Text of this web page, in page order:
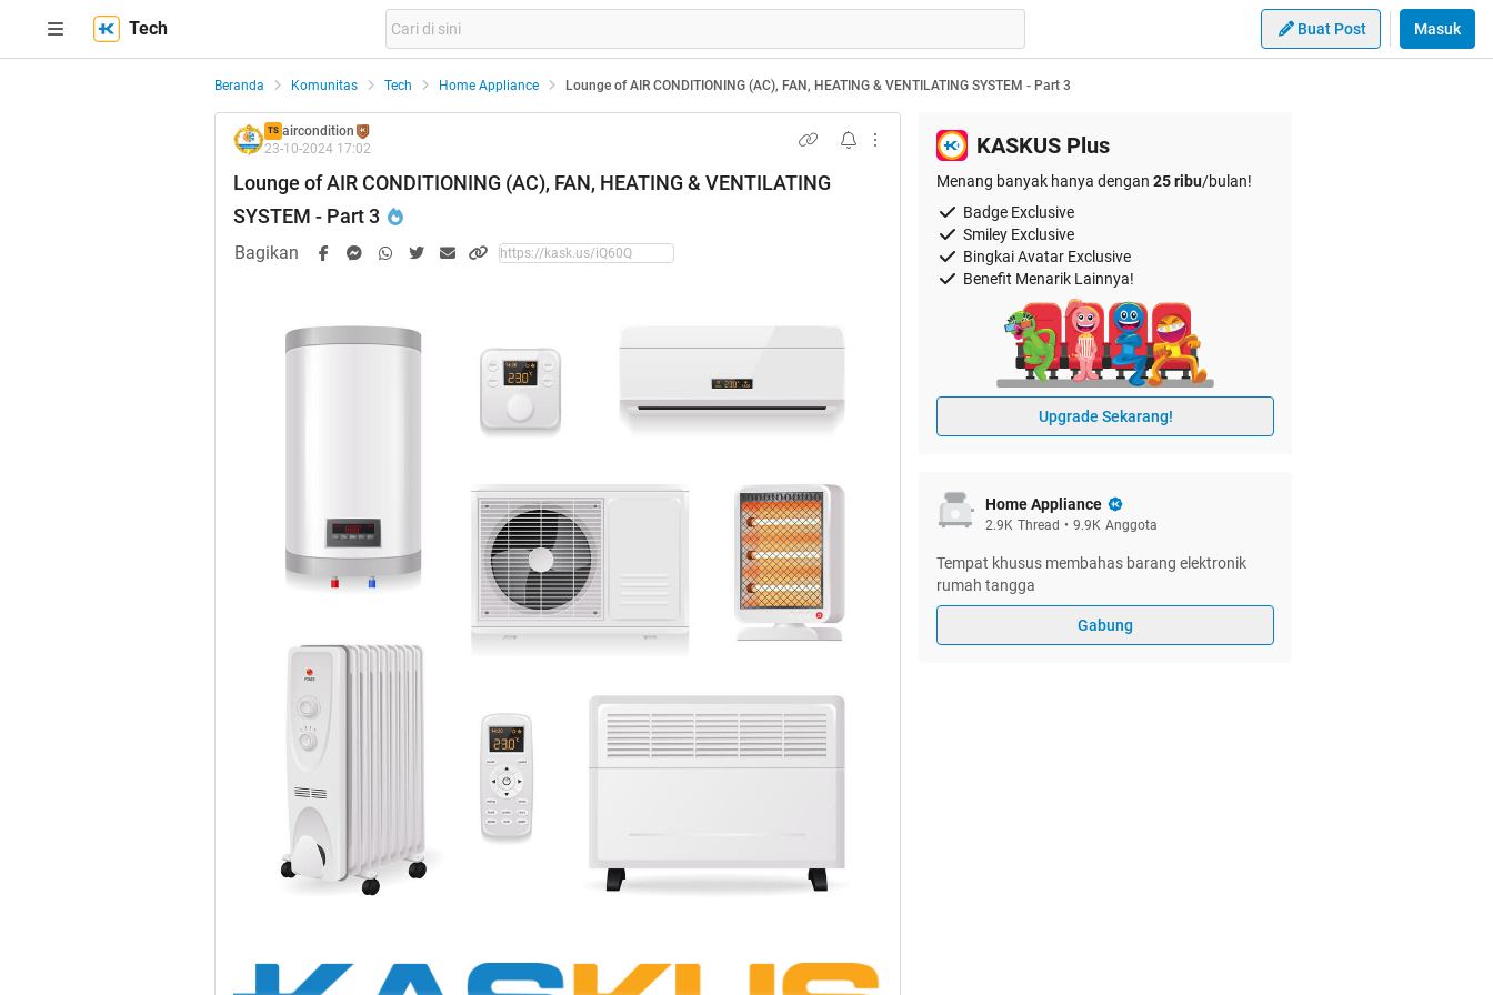
Tech Buat Post Masuk
Beranda Komunitas Tech Home Appliance Lounge of AIR CONDITIONING (AC), FAN, HEATING & VENTILATING SYSTEM - Part 3
TS aircondition
23-10-2024 17:02
Lounge of AIR CONDITIONING (AC), FAN, HEATING & VENTILATING
SYSTEM - Part 3
Bagikan
KASKUS Plus
Menang banyak hanya dengan 25 ribu/bulan!
Badge Exclusive
Smiley Exclusive
Bingkai Avatar Exclusive
Benefit Menarik Lainnya!
Upgrade Sekarang!
Home Appliance
2.9K Thread • 9.9K Anggota
Tempat khusus membahas barang elektronik
rumah tangga
Gabung